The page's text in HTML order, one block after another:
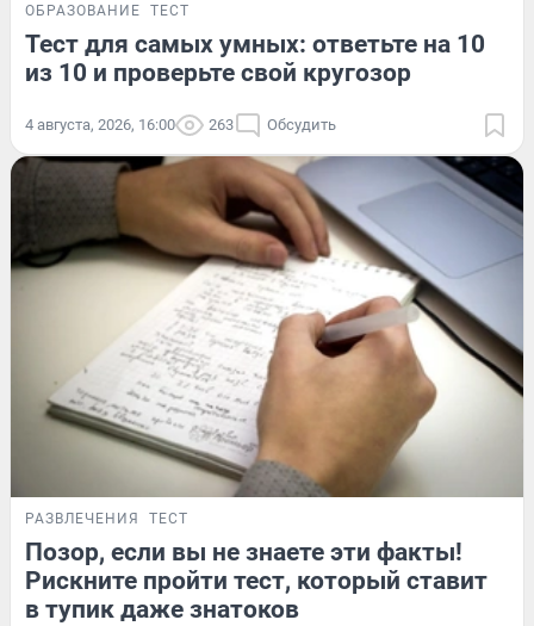
ОБРАЗОВАНИЕ ТЕСТ
Тест для самых умных: ответьте на 10
из 10 и проверьте свой кругозор
4 августа, 2026, 16:00 263 Обсудить
РАЗВЛЕЧЕНИЯ ТЕСТ
Позор, если вы не знаете эти факты!
Рискните пройти тест, который ставит
в тупик даже знатоков